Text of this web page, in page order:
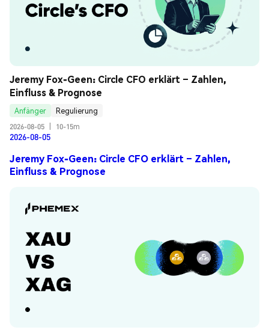
Jeremy Fox-Geen: Circle CFO erklärt – Zahlen,
Einfluss & Prognose
Anfänger
Regulierung
2026-08-05
10-15m
2026-08-05
Jeremy Fox-Geen: Circle CFO erklärt – Zahlen,
Einfluss & Prognose